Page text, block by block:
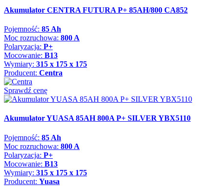
Akumulator CENTRA FUTURA P+ 85AH/800 CA852
Pojemność: 85 Ah
Moc rozruchowa: 800 A
Polaryzacja: P+
Mocowanie: B13
Wymiary: 315 x 175 x 175
Producent: Centra
Sprawdź cenę
Akumulator YUASA 85AH 800A P+ SILVER YBX5110
Pojemność: 85 Ah
Moc rozruchowa: 800 A
Polaryzacja: P+
Mocowanie: B13
Wymiary: 315 x 175 x 175
Producent: Yuasa